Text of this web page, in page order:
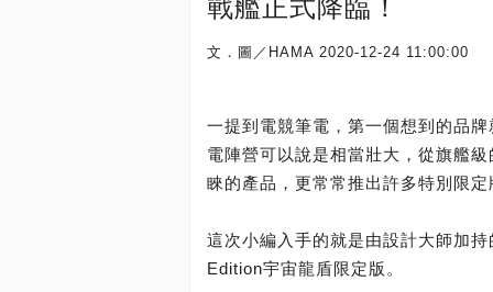
戰艦正式降臨！
文．圖／HAMA 2020-12-24 11:00:00
一提到電競筆電，第一個想到的品
電陣營可以說是相當壯大，從旗艦
睞的產品，更常常推出許多特別限
這次小編入手的就是由設計大師加
Edition宇宙龍盾限定版。